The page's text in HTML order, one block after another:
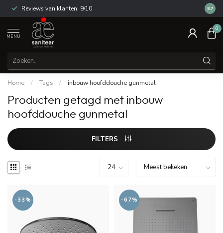
Reviews van klanten: 9/10 14
8.7
MENU
0
Home / Tags / inbouw hoofddouche gunmetal
Producten getagd met inbouw
hoofddouche gunmetal
FILTERS
-33% -67%